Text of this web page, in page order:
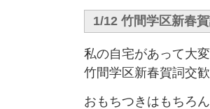
1/12 竹間学区新春
私の自宅があって大
竹間学区新春賀詞交歓
おもちつきはもちろん